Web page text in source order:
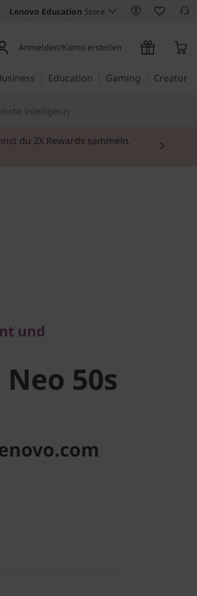
Lenovo Education Store
Anmelden/Konto erstellen
Education Gaming Creator
Intelligenz)
du 2X Rewards sammeln.
und
50s